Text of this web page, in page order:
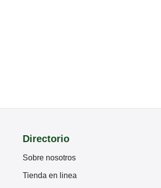
Directorio
Sobre nosotros
Tienda en linea